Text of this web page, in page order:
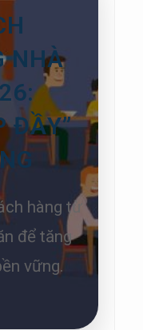
NHÀ
ĐẦY”
hàng từ
để tăng
vững.